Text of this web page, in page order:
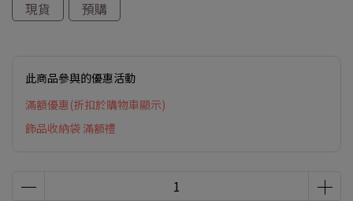
現貨
預購
此商品參與的優惠活動
滿額優惠(折扣於購物車顯示)
飾品收納袋 滿額禮